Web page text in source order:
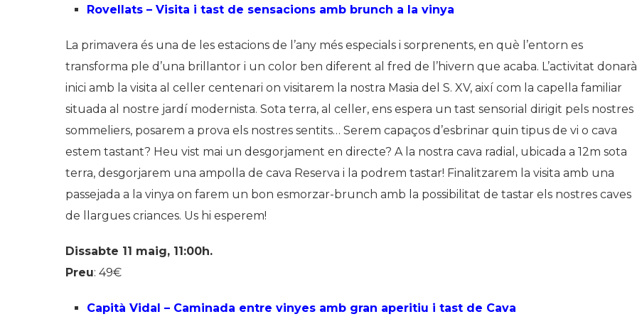
Rovellats – Visita i tast de sensacions amb brunch a la vinya
La primavera és una de les estacions de l’any més especials i sorprenents, en què l’entorn es
transforma ple d’una brillantor i un color ben diferent al fred de l’hivern que acaba. L’activitat donarà
inici amb la visita al celler centenari on visitarem la nostra Masia del S. XV, així com la capella familiar
situada al nostre jardí modernista. Sota terra, al celler, ens espera un tast sensorial dirigit pels nostres
sommeliers, posarem a prova els nostres sentits… Serem capaços d’esbrinar quin tipus de vi o cava
estem tastant? Heu vist mai un desgorjament en directe? A la nostra cava radial, ubicada a 12m sota
terra, desgorjarem una ampolla de cava Reserva i la podrem tastar! Finalitzarem la visita amb una
passejada a la vinya on farem un bon esmorzar-brunch amb la possibilitat de tastar els nostres caves
de llargues criances. Us hi esperem!
Dissabte 11 maig, 11:00h.
Preu: 49€
Capità Vidal – Caminada entre vinyes amb gran aperitiu i tast de Cava